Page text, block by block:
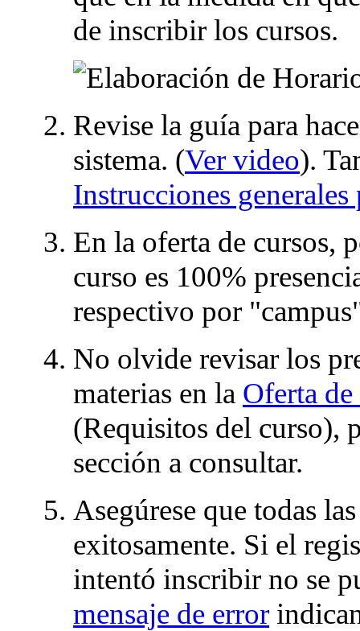
de inscribir los cursos.
Revise la guía para
sistema. (Ver video).
Instrucciones
En la oferta de cursos,
curso es 100%
respectivo por
No olvide revisar los
materias en la Oferta
(Requisitos del curso),
sección a consultar.
Asegúrese que todas
exitosamente. Si el
intentó inscribir no se
mensaje de error